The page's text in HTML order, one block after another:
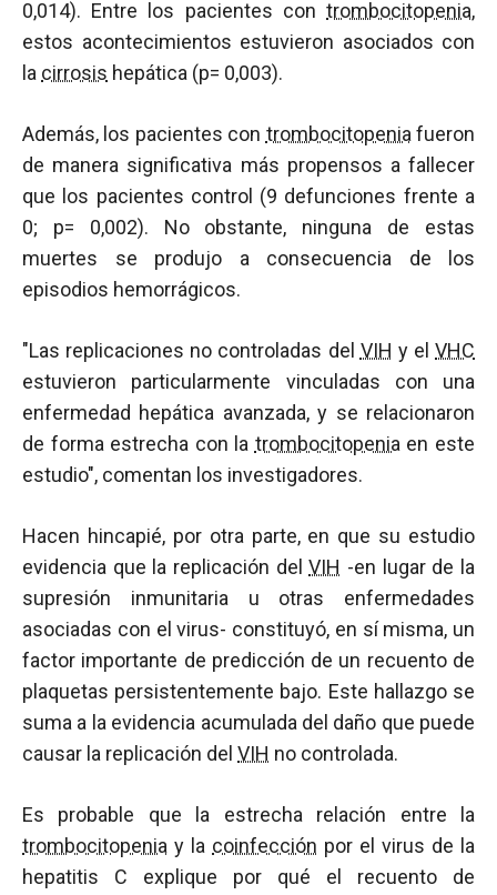
0,014). Entre los pacientes con trombocitopenia,
estos acontecimientos estuvieron asociados con
la cirrosis hepática (p= 0,003).
Además, los pacientes con trombocitopenia fueron
de manera significativa más propensos a fallecer
que los pacientes control (9 defunciones frente a
0; p= 0,002). No obstante, ninguna de estas
muertes se produjo a consecuencia de los
episodios hemorrágicos.
"Las replicaciones no controladas del VIH y el VHC
estuvieron particularmente vinculadas con una
enfermedad hepática avanzada, y se relacionaron
de forma estrecha con la trombocitopenia en este
estudio", comentan los investigadores.
Hacen hincapié, por otra parte, en que su estudio
evidencia que la replicación delVIH -en lugar de la
supresión inmunitaria u otras enfermedades
asociadas con el virus- constituyó, en sí misma, un
factor importante de predicción de un recuento de
plaquetas persistentemente bajo. Este hallazgo se
suma a la evidencia acumulada del daño que puede
causar la replicación del VIH no controlada.
Es probable que la estrecha relación entre la
trombocitopenia y la coinfección por el virus de la
hepatitis C explique por qué el recuento de